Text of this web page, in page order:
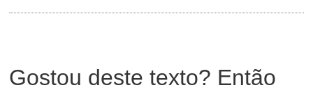
Gostou deste texto? Então